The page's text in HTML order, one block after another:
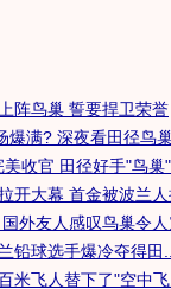
阵鸟巢 誓要捍卫荣誉
爆满? 深夜看田径鸟
收官 田径好手"鸟巢
开大幕 首金被波兰人
外友人感叹鸟巢令
铅球选手爆冷夺得田...
米飞人替下了"空中